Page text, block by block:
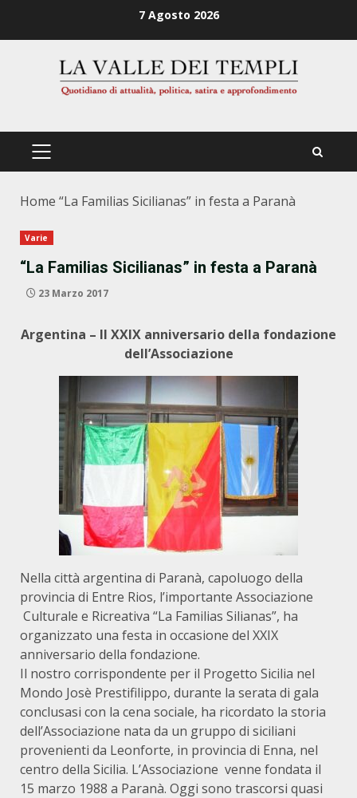
7 Agosto 2026
PRIMÄRES
Home “La Familias Sicilianas” in festa a Paranà
Varie
“La Familias Sicilianas” in festa a Paranà
23 Marzo 2017
Argentina – Il XXIX anniversario della fondazione
dell’Associazione
Nella città argentina di Paranà, capoluogo della
provincia di Entre Rios, l’importante Associazione
Culturale e Ricreativa “La Familias Silianas”, ha
organizzato una festa in occasione del XXIX
anniversario della fondazione.
Il nostro corrispondente per il Progetto Sicilia nel
Mondo Josè Prestifilippo, durante la serata di gala
conclusasi con la cena sociale, ha ricordato la storia
dell’Associazione nata da un gruppo di siciliani
provenienti da Leonforte, in provincia di Enna, nel
centro della Sicilia. L’Associazione venne fondata il
15 marzo 1988 a Paranà. Oggi sono trascorsi quasi